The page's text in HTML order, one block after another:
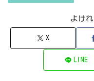
よけ
X
LINE